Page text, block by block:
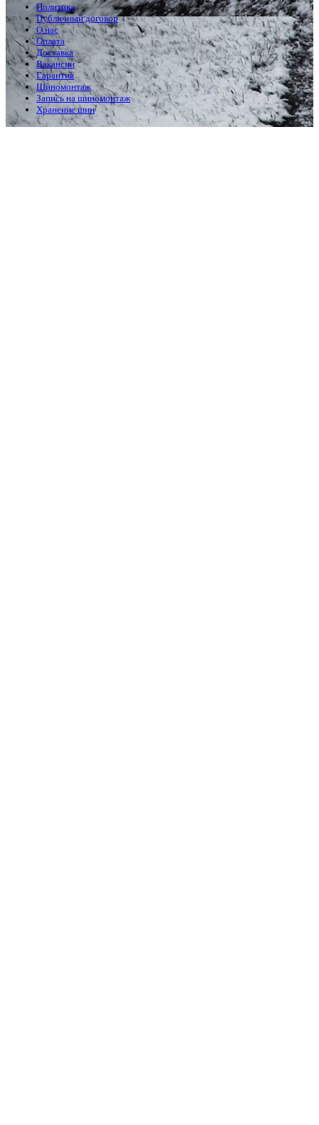
Политика
Публичный договор
О нас
Оплата
Доставка
Вакансии
Гарантия
Шиномонтаж
Запись на шиномонтаж
Хранение шин